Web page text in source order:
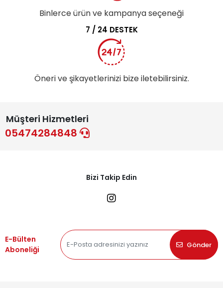
Binlerce ürün ve kampanya seçeneği
7 / 24 DESTEK
Öneri ve şikayetlerinizi bize iletebilirsiniz.
Müşteri Hizmetleri
05474284848
Bizi Takip Edin
E-Bülten
Aboneliği
Gönder